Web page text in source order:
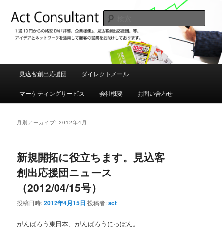
アクトコンサルタント 格安DM発
送、見込み客創出応援団
1通10円からの格安DM「拝啓、企業様便」、見込み客創出応援団などアイデ
アを駆使してお客様の売り上げUPをお手伝いしております。
索
メ
見込客創出応援団 ダイレクトメール
マーケティングサービス 会社概要 お問い合わせ
月別アーカイブ:2012年4月
新規開拓に役立ちます。見込客
創出応援団ニュース
（2012/04/15号）
投稿日時:2012年4月15日 投稿者:act
がんばろう東日本、がんばろうにっぽん。